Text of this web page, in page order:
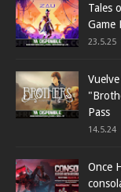
Tales
Game
23.5.25
Pass
14.5.24
Once